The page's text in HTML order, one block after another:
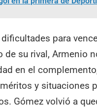
para
de su rival, Armenio
en el
y situaciones
Gómez volvió a